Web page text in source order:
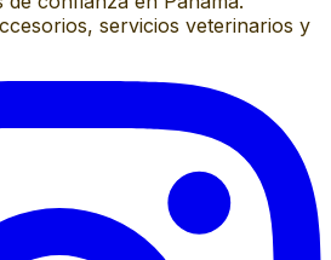
servicios veterinarios y